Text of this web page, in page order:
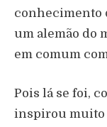
conhecimento
um alemão do
em comum
Pois lá se foi,
inspirou muito